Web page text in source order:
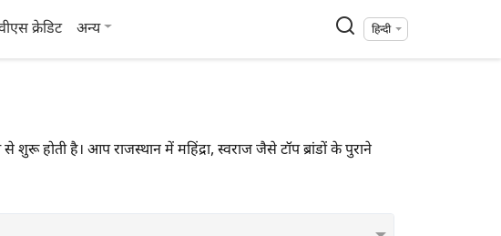
क्रेडिट अन्य हिन्दी
होती है। आप राजस्थान में महिंद्रा, स्वराज जैसे टॉप ब्रांडों के पुराने